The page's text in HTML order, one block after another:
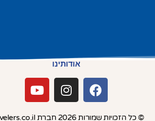
אודותינו
© כל הזכויות שמורות 2026 חברת Travelers.co.il